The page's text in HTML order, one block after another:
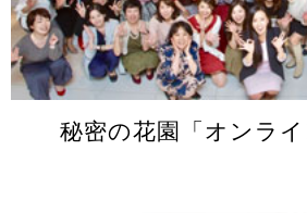
秘密の花園「オンライ